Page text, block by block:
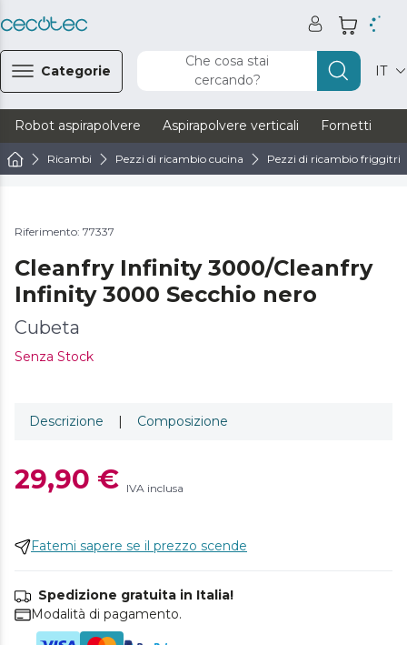
Categorie
Che cosa stai
cercando?
IT
Robot aspirapolvere Aspirapolvere verticali Fornetti
Ricambi Pezzi di ricambio cucina Pezzi di ricambio
Riferimento: 77337
Cleanfry Infinity 3000/Cleanfry
Infinity 3000 Secchio nero
Cubeta
Senza Stock
Descrizione | Composizione
29,90 € IVA inclusa
Fatemi sapere se il prezzo scende
Spedizione gratuita in Italia!
Modalità di pagamento.